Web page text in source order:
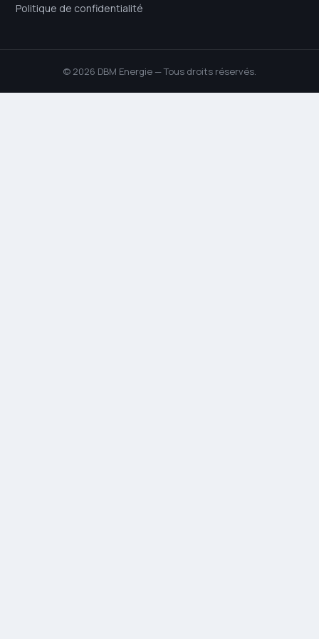
Politique de confidentialité
© 2026 DBM Energie — Tous droits réservés.